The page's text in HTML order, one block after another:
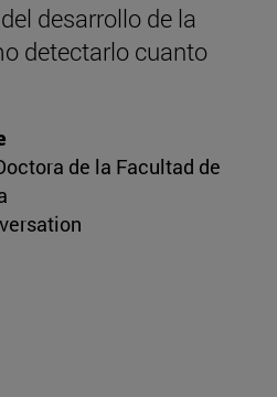
desarrollo de la
detectarlo cuanto
de la Facultad de